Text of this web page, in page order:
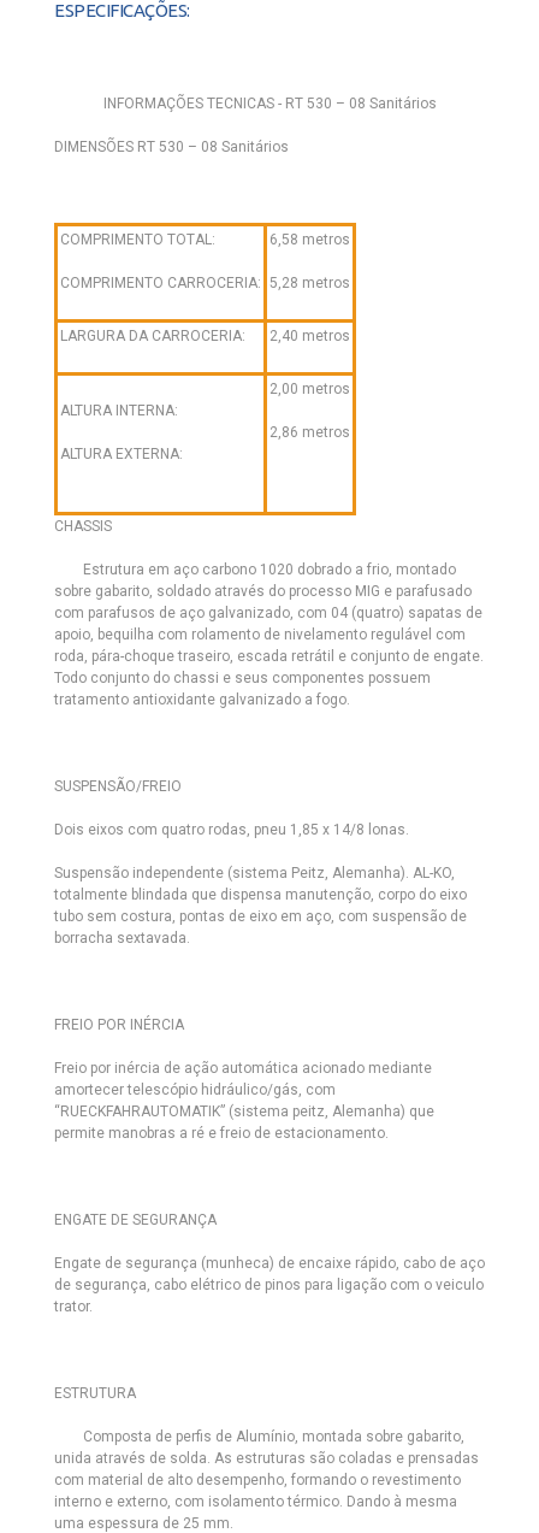
ESPECIFICAÇÕES:
INFORMAÇÕES TECNICAS - RT 530 – 08 Sanitários
DIMENSÕES RT 530 – 08 Sanitários
COMPRIMENTO TOTAL:
COMPRIMENTO CARROCERIA:
6,58 metros
5,28 metros
LARGURA DA CARROCERIA: 2,40 metros
ALTURA INTERNA:
ALTURA EXTERNA:
2,00 metros
2,86 metros
CHASSIS
Estrutura em aço carbono 1020 dobrado a frio, montado
sobre gabarito, soldado através do processo MIG e parafusado
com parafusos de aço galvanizado, com 04 (quatro) sapatas de
apoio, bequilha com rolamento de nivelamento regulável com
roda, pára-choque traseiro, escada retrátil e conjunto de engate.
Todo conjunto do chassi e seus componentes possuem
tratamento antioxidante galvanizado a fogo.
SUSPENSÃO/FREIO
Dois eixos com quatro rodas, pneu 1,85 x 14/8 lonas.
Suspensão independente (sistema Peitz, Alemanha). AL-KO,
totalmente blindada que dispensa manutenção, corpo do eixo
tubo sem costura, pontas de eixo em aço, com suspensão de
borracha sextavada.
FREIO POR INÉRCIA
Freio por inércia de ação automática acionado mediante
amortecer telescópio hidráulico/gás, com
“RUECKFAHRAUTOMATIK” (sistema peitz, Alemanha) que
permite manobras a ré e freio de estacionamento.
ENGATE DE SEGURANÇA
Engate de segurança (munheca) de encaixe rápido, cabo de aço
de segurança, cabo elétrico de pinos para ligação com o veiculo
trator.
ESTRUTURA
Composta de perfis de Alumínio, montada sobre gabarito,
unida através de solda. As estruturas são coladas e prensadas
com material de alto desempenho, formando o revestimento
interno e externo, com isolamento térmico. Dando à mesma
uma espessura de 25 mm.